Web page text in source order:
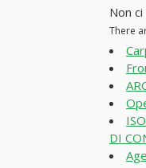
Non
There
DI